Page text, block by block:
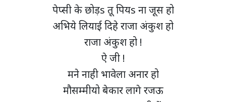
पेप्सी के छोड़s तू पियs ना जूस हो
अभिये लियाई दिहे राजा अंकुश हो
राजा अंकुश हो !
ऐ जी !
मने नाही भावेला अनार हो
मौसम्मीयो बेकार लागे रजऊ